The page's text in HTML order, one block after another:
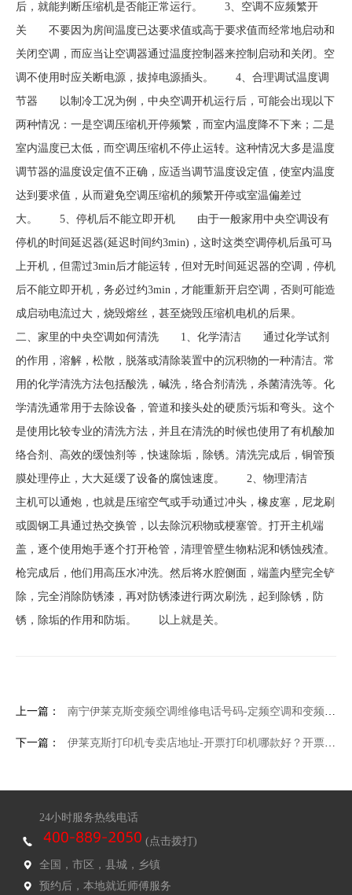
后，就能判断压缩机是否能正常运行。 3、空调不应频繁开
关 不要因为房间温度已达要求值或高于要求值而经常地启动和
关闭空调，而应当让空调器通过温度控制器来控制启动和关闭。空
调不使用时应关断电源，拔掉电源插头。 4、合理调试温度调
节器 以制冷工况为例，中央空调开机运行后，可能会出现以下
两种情况：一是空调压缩机开停频繁，而室内温度降不下来；二是
室内温度已太低，而空调压缩机不停止运转。这种情况大多是温度
调节器的温度设定值不正确，应适当调节温度设定值，使室内温度
达到要求值，从而避免空调压缩机的频繁开停或室温偏差过
大。 5、停机后不能立即开机 由于一般家用中央空调设有
停机的时间延迟器(延迟时间约3min)，这时这类空调停机后虽可马
上开机，但需过3min后才能运转，但对无时间延迟器的空调，停机
后不能立即开机，务必过约3min，才能重新开启空调，否则可能造
成启动电流过大，烧毁熔丝，甚至烧毁压缩机电机的后果。
二、家里的中央空调如何清洗 1、化学清洁 通过化学试剂
的作用，溶解，松散，脱落或清除装置中的沉积物的一种清洁。常
用的化学清洗方法包括酸洗，碱洗，络合剂清洗，杀菌清洗等。化
学清洗通常用于去除设备，管道和接头处的硬质污垢和弯头。这个
是使用比较专业的清洗方法，并且在清洗的时候也使用了有机酸加
络合剂、高效的缓蚀剂等，快速除垢，除锈。清洗完成后，铜管预
膜处理停止，大大延缓了设备的腐蚀速度。 2、物理清洁
主机可以通炮，也就是压缩空气或手动通过冲头，橡皮塞，尼龙刷
或圆钢工具通过热交换管，以去除沉积物或梗塞管。打开主机端
盖，逐个使用炮手逐个打开枪管，清理管壁生物粘泥和锈蚀残渣。
枪完成后，他们用高压水冲洗。然后将水腔侧面，端盖内壁完全铲
除，完全消除防锈漆，再对防锈漆进行两次刷洗，起到除锈，防
锈，除垢的作用和防垢。 以上就是关。
上一篇： 南宁伊莱克斯变频空调维修电话号码-定频空调和变频空调的区别是什么
下一篇： 伊莱克斯打印机专卖店地址-开票打印机哪款好？开票打印机热门款式推荐
24小时服务热线电话
(点击拨打)
全国，市区，县城，乡镇
预约后，本地就近师傅服务